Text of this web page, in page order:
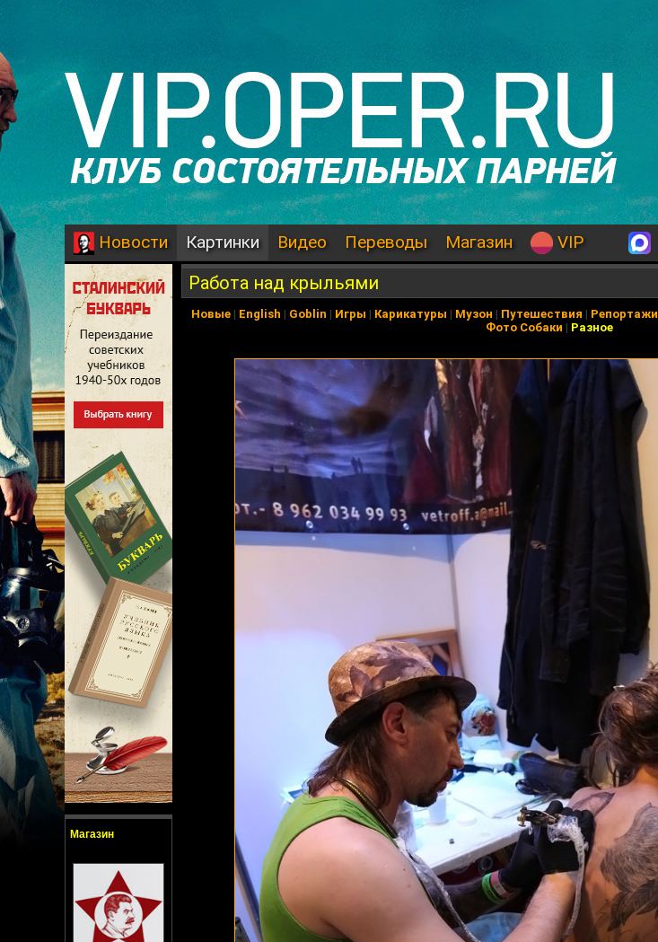
Новости Картинки Видео Переводы Магазин VIP
Магазин
Работа над крыльями
Новые| English | Goblin | Игры | Карикатуры | Музон | Путешествия | Репортажи
Фото Собаки | Разное